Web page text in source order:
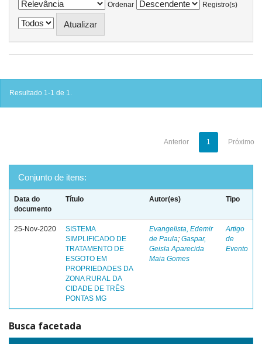
Ordenar
Registro(s)
Resultado 1-1 de 1.
Anterior 1 Próximo
Conjunto de itens:
Data do
documento
Título Autor(es) Tipo
25-Nov-2020
SISTEMA
SIMPLIFICADO DE
TRATAMENTO DE
ESGOTO EM
PROPRIEDADES DA
ZONA RURAL DA
CIDADE DE TRÊS
PONTAS MG
Evangelista, Edemir
de Paula; Gaspar,
Geisla Aparecida
Maia Gomes
Artigo
de
Evento
Busca facetada